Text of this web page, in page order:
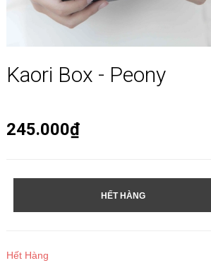
Kaori Box - Peony
245.000₫
HẾT HÀNG
Hết Hàng